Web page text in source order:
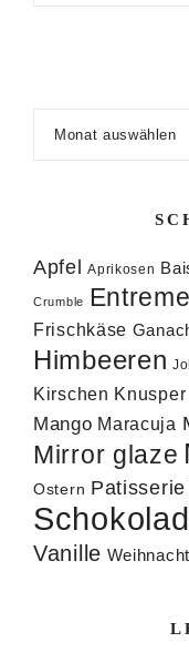
Apfel Aprikosen
Crumble
Frischkäse
Himbeeren
Kirschen Knusper
Mango Maracuja
Mirror glaze
Ostern Patisserie
Vanille